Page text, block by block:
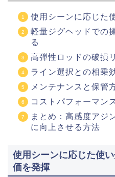
使用シーンに応じた
軽量ジグヘッドでの
る
高弾性ロッドの破損
ライン選択との相乗
メンテナンスと保管
コストパフォーマン
まとめ：高感度アジ
に向上させる方法
使用シーンに応じた使
価を発揮